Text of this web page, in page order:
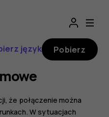
język Pobierz
że połączenie można
W sytuacjach